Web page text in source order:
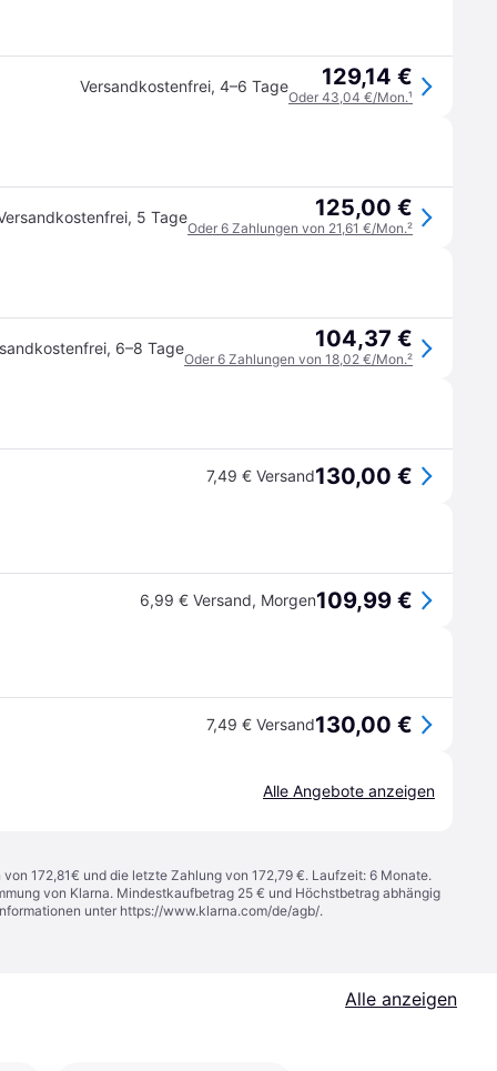
Versandkostenfrei, 4–6 Tage 129,14 €
Oder 43,04 €/Mon.¹
, 5 Tage 125,00 €
Oder 6 Zahlungen von 21,61 €/Mon.²
, 6–8 Tage 104,37 €
Oder 6 Zahlungen von 18,02 €/Mon.²
7,49 € Versand130,00 €
6,99 € Versand, Morgen109,99 €
7,49 € Versand130,00 €
Alle Angebote anzeigen
172,81€ und die letzte Zahlung von 172,79 €. Laufzeit: 6 Monate.
von Klarna. Mindestkaufbetrag 25 € und Höchstbetrag abhängig
unter https://www.klarna.com/de/agb/.
Alle anzeigen